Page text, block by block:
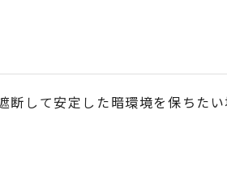
して安定した暗環境を保ちた